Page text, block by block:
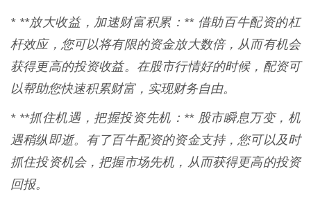
* **放大收益，加速财富积累：** 借助百牛配资的杠
杆效应，您可以将有限的资金放大数倍，从而有机会
获得更高的投资收益。在股市行情好的时候，配资可
以帮助您快速积累财富，实现财务自由。
* **抓住机遇，把握投资先机：** 股市瞬息万变，机
遇稍纵即逝。有了百牛配资的资金支持，您可以及时
抓住投资机会，把握市场先机，从而获得更高的投资
回报。